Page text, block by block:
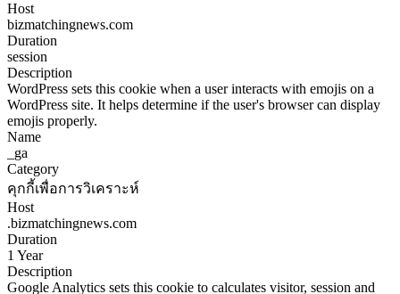
Host
bizmatchingnews.com
Duration
session
Description
WordPress sets this cookie when a user interacts with emojis on a
WordPress site. It helps determine if the user's browser can display
emojis properly.
Name
_ga
Category
คุกกี้เพื่อการวิเคราะห์
Host
.bizmatchingnews.com
Duration
1 Year
Description
Google Analytics sets this cookie to calculates visitor, session and